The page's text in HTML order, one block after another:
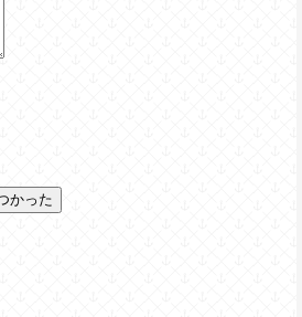
かった